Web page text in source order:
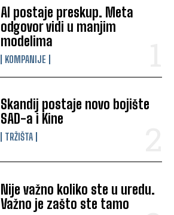
AI postaje preskup. Meta
odgovor vidi u manjim
modelima
KOMPANIJE
Skandij postaje novo bojište
SAD-a i Kine
TRŽIŠTA
Nije važno koliko ste u uredu.
Važno je zašto ste tamo